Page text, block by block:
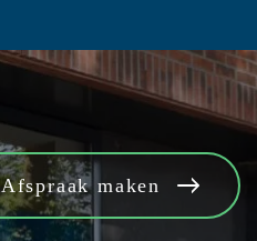
Afspraak maken